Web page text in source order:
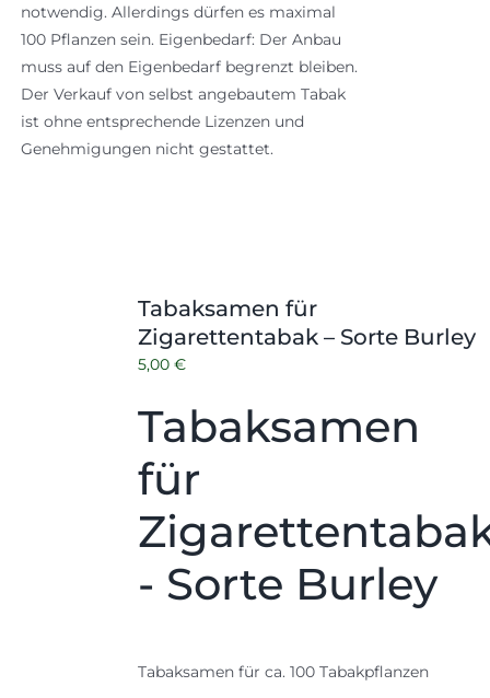
notwendig. Allerdings dürfen es maximal
100 Pflanzen sein. Eigenbedarf: Der Anbau
muss auf den Eigenbedarf begrenzt bleiben.
Der Verkauf von selbst angebautem Tabak
ist ohne entsprechende Lizenzen und
Genehmigungen nicht gestattet.
Tabaksamen für
Zigarettentabak – Sorte Burley
5,00 €
Tabaksamen
für
- Sorte Burley
Tabaksamen für ca. 100 Tabakpflanzen